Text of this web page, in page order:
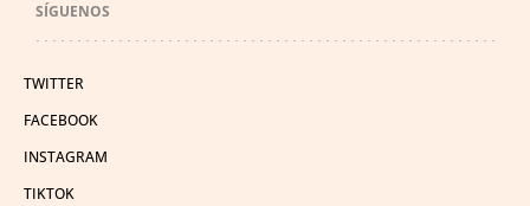
SÍGUENOS
TWITTER
FACEBOOK
INSTAGRAM
TIKTOK